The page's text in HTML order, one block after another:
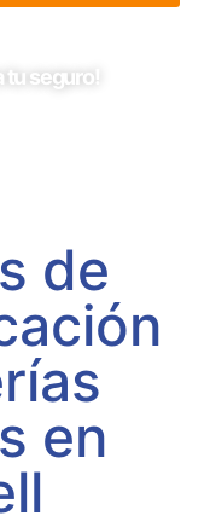
tu seguro!
de
en